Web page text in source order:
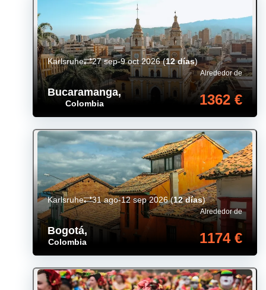
Bucaramanga,
Colombia
Alrededor de
1362 €
Karlsruhe 27 sep-9 oct 2026(12 días)
Bogotá,
Colombia
Alrededor de
1174 €
Karlsruhe 31 ago-12 sep 2026(12 días)